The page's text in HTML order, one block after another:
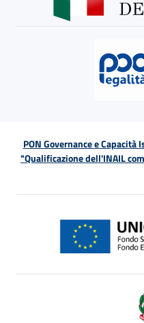
PON Governance e
"Qualificazione dell'INAIL